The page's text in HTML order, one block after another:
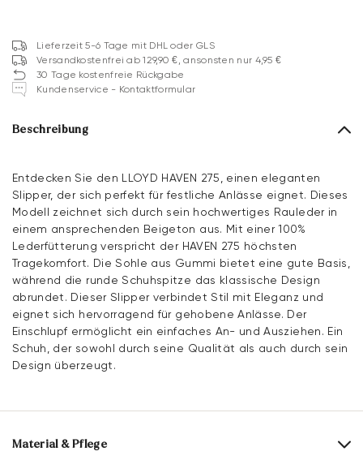
Lieferzeit 5-6 Tage mit DHL oder GLS
Versandkostenfrei ab 129,90 €, ansonsten nur 4,95 €
30 Tage kostenfreie Rückgabe
Kundenservice - Kontaktformular
Beschreibung
Entdecken Sie den LLOYD HAVEN 275, einen eleganten
Slipper, der sich perfekt für festliche Anlässe eignet. Dieses
Modell zeichnet sich durch sein hochwertiges Rauleder in
einem ansprechenden Beigeton aus. Mit einer 100%
Lederfütterung verspricht der HAVEN 275 höchsten
Tragekomfort. Die Sohle aus Gummi bietet eine gute Basis,
während die runde Schuhspitze das klassische Design
abrundet. Dieser Slipper verbindet Stil mit Eleganz und
eignet sich hervorragend für gehobene Anlässe. Der
Einschlupf ermöglicht ein einfaches An- und Ausziehen. Ein
Schuh, der sowohl durch seine Qualität als auch durch sein
Design überzeugt.
Material & Pflege